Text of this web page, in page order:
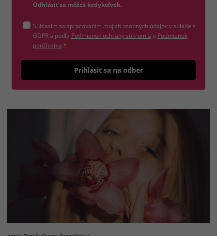
Odhlásiť sa môžeš kedykoľvek.
Súhlasím so spracovaním mojich osobných údajov v súlade s
GDPR a podľa Podmienok ochrany súkromia (otvorí sa v novom okne)
a Podmienok
používania(otvorí sa v novom okne)
.*
Prihlásiť sa na odber